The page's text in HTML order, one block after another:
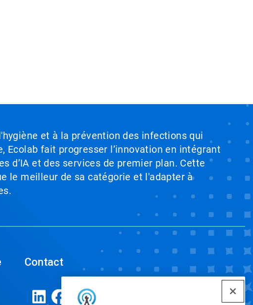
et à la prévention des infections qui
Ecolab fait progresser l’innovation en intégrant
d’IA et des services de premier plan. Cette
le meilleur de sa catégorie et l'adapter à
Contact